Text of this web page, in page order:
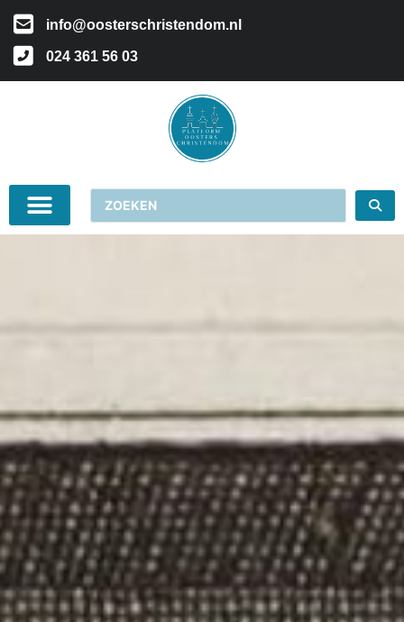
info@oosterschristendom.nl
024 361 56 03